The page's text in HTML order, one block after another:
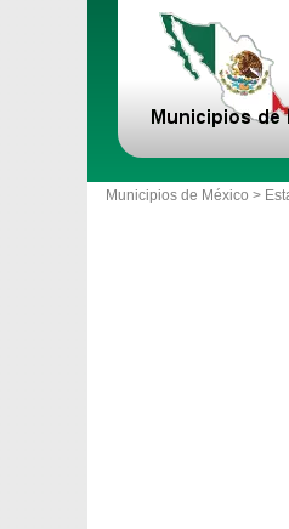
Municipios de México >